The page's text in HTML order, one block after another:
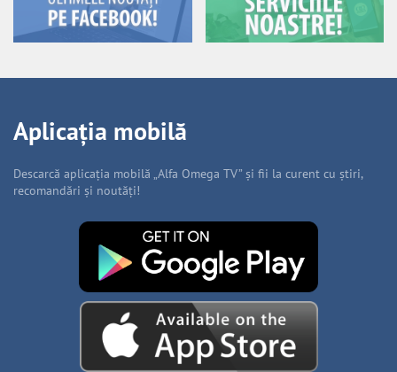
Aplicația mobilă
Descarcă aplicația mobilă „Alfa Omega TV” și fii la curent cu știri,
recomandări și noutăți!